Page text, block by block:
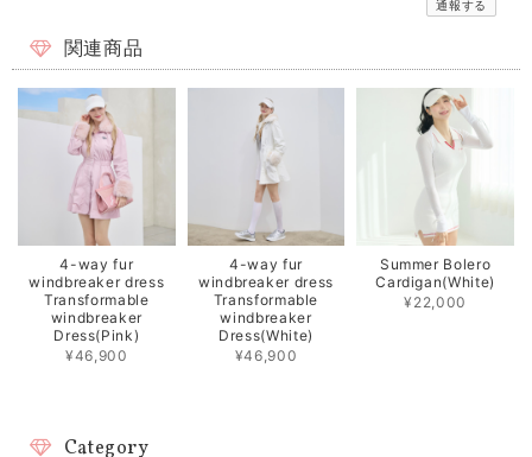
通報する
関連商品
4-way fur
windbreaker dress
Transformable
windbreaker
Dress(Pink)
¥46,900
4-way fur
windbreaker dress
Transformable
windbreaker
Dress(White)
¥46,900
Summer Bolero
Cardigan(White)
¥22,000
Category